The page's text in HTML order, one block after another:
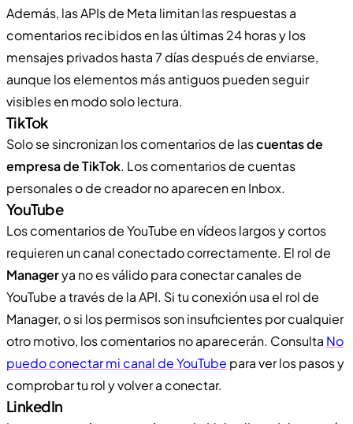
Además, las APIs de Meta limitan las respuestas a
comentarios recibidos en las últimas 24 horas y los
mensajes privados hasta 7 días después de enviarse,
aunque los elementos más antiguos pueden seguir
visibles en modo solo lectura.
TikTok
Solo se sincronizan los comentarios de lascuentas de
empresa de TikTok. Los comentarios de cuentas
personales o de creador no aparecen en Inbox.
YouTube
Los comentarios de YouTube en vídeos largos y cortos
requieren un canal conectado correctamente. El rol de
Managerya no es válido para conectar canales de
YouTube a través de la API. Si tu conexión usa el rol de
Manager, o si los permisos son insuficientes por cualquier
otro motivo, los comentarios no aparecerán. Consulta No
puedo conectar mi canal de YouTube para ver los pasos y
comprobar tu rol y volver a conectar.
LinkedIn